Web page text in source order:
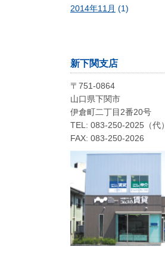
2014年11月 (1)
新下関支店
〒751-0864
山口県下関市
伊倉町二丁目2番20号
TEL: 083-250-2025（代）
FAX: 083-250-2026